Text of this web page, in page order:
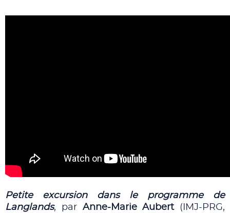
Petite excursion dans le programme de
Langlands, par Anne-Marie Aubert(IMJ-PRG,